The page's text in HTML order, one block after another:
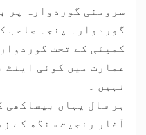
سرومنی گوردوارہ پر
گوردوارہ پنجہ صاحب
کمیٹی کے تحت
نہیں ۔
ہر سال یہاں بیساکھی
آغار رنجیت سنگھ کے